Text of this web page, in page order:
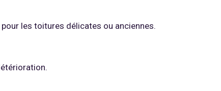
les toitures délicates ou anciennes.